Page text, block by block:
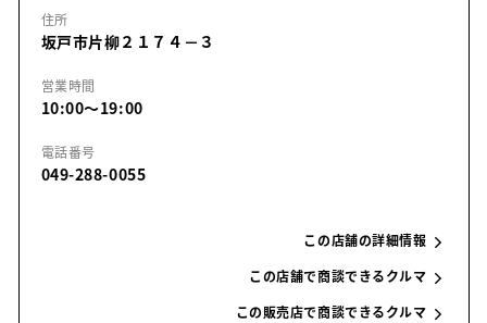
住所
坂戸市片柳２１７４－３
営業時間
10:00～19:00
電話番号
049-288-0055
この店舗の詳細情報
この店舗で商談できるクルマ
この販売店で商談できるクルマ